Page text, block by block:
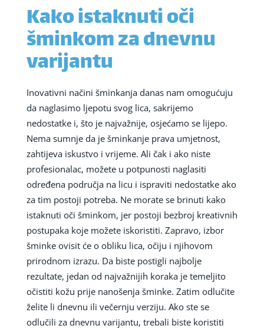
Kako istaknuti oči
šminkom za dnevnu
varijantu
Inovativni načini šminkanja danas nam omogućuju
da naglasimo ljepotu svog lica, sakrijemo
nedostatke i, što je najvažnije, osjećamo se lijepo.
Nema sumnje da je šminkanje prava umjetnost,
zahtijeva iskustvo i vrijeme. Ali čak i ako niste
profesionalac, možete u potpunosti naglasiti
određena područja na licu i ispraviti nedostatke ako
za tim postoji potreba. Ne morate se brinuti kako
istaknuti oči šminkom, jer postoji bezbroj kreativnih
postupaka koje možete iskoristiti. Zapravo, izbor
šminke ovisit će o obliku lica, očiju i njihovom
prirodnom izrazu. Da biste postigli najbolje
rezultate, jedan od najvažnijih koraka je temeljito
očistiti kožu prije nanošenja šminke. Zatim odlučite
želite li dnevnu ili večernju verziju. Ako ste se
odlučili za dnevnu varijantu, trebali biste koristiti